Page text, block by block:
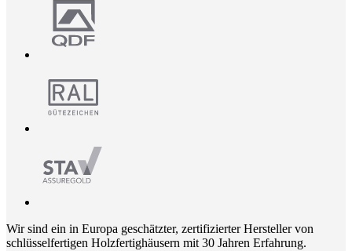
Wir sind ein in Europa geschätzter, zertifizierter Hersteller von
schlüsselfertigen Holzfertighäusern mit 30 Jahren Erfahrung.